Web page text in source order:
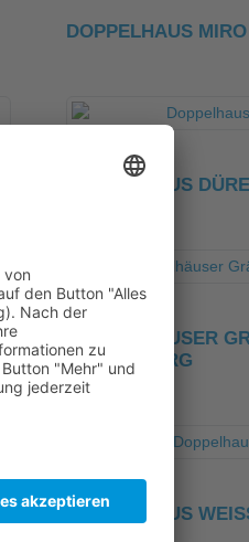
DOPPELHAUS
DOPPELHAUS
DOPPELHÄUSER
SOLLENBERG
DOPPELHAUS